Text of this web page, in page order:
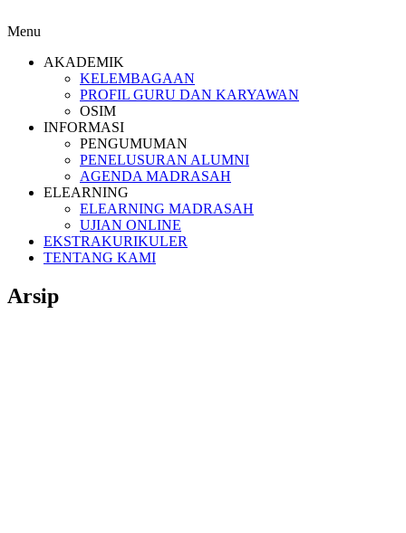
Menu
AKADEMIK
KELEMBAGAAN
PROFIL GURU DAN KARYAWAN
OSIM
INFORMASI
PENGUMUMAN
PENELUSURAN ALUMNI
AGENDA MADRASAH
ELEARNING
ELEARNING MADRASAH
UJIAN ONLINE
EKSTRAKURIKULER
TENTANG KAMI
Arsip